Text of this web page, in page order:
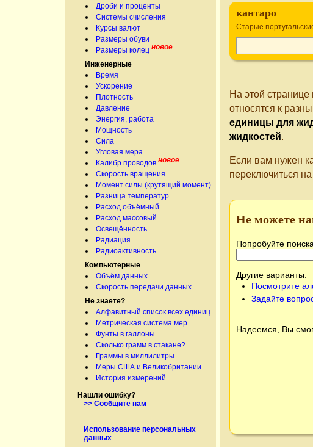
Дроби и проценты
Системы счисления
Курсы валют
Размеры обуви
Размеры колец новое
Инженерные
Время
Ускорение
Плотность
Давление
Энергия, работа
Мощность
Сила
Угловая мера
Калибр проводов новое
Скорость вращения
Момент силы (крутящий момент)
Разница температур
Расход объёмный
Расход массовый
Освещённость
Радиация
Радиоактивность
Компьютерные
Объём данных
Скорость передачи данных
Не знаете?
Алфавитный список всех единиц
Метрическая система мер
Фунты в галлоны
Сколько грамм в стакане?
Граммы в миллилитры
Меры США и Великобритании
История измерений
Нашли ошибку?
>> Сообщите нам
Использование персональных
данных
кантаро
Старые
На этой
относятся к
единицы для
жидкостей.
Если вам нужен
переключиться
Не можете
Попробуйте
Другие варианты:
Посмотрите
Задайте
Надеемся, Вы